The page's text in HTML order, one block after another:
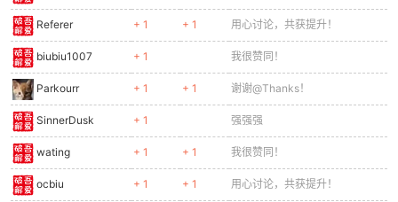
Referer + 1 + 1 用心讨论，共获提升！
biubiu1007 + 1 我很赞同！
Parkourr + 1 + 1 谢谢@Thanks！
SinnerDusk + 1 强强强
wating + 1 + 1 我很赞同！
ocbiu + 1 + 1 用心讨论，共获提升！